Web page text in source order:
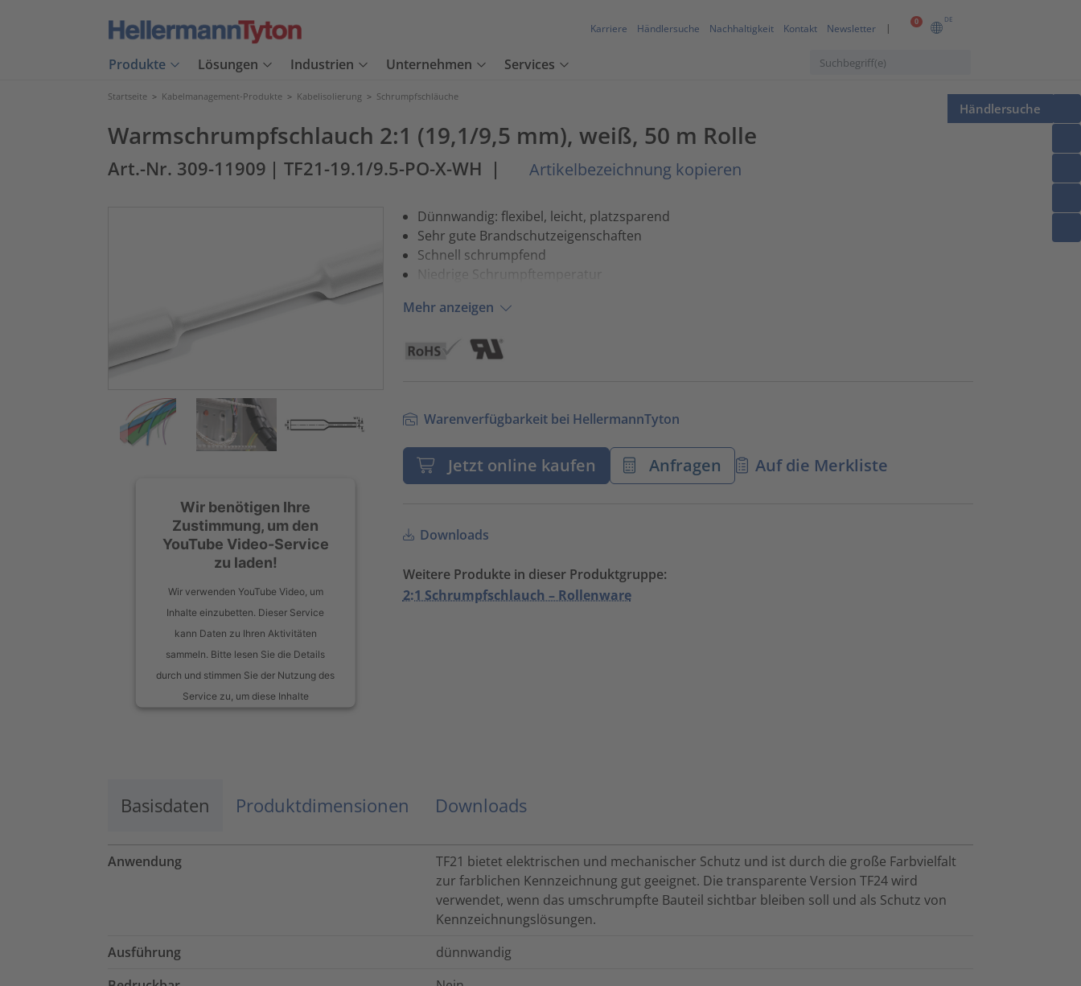
0 DE
Karriere Händlersuche Nachhaltigkeit Kontakt Newsletter
Produkte Lösungen Industrien Unternehmen Services
Händlersuche
Startseite > Kabelmanagement-Produkte > Kabelisolierung > Schrumpfschläuche
Warmschrumpfschlauch 2:1 (19,1/9,5 mm), weiß, 50 m Rolle
Art.-Nr. 309-11909 | TF21-19.1/9.5-PO-X-WH | Artikelbezeichnung kopieren
Wir benötigen Ihre
Zustimmung, um den
YouTube Video-Service
zu laden!
Wir verwenden YouTube Video, um
Inhalte einzubetten. Dieser Service
kann Daten zu Ihren Aktivitäten
sammeln. Bitte lesen Sie die Details
durch und stimmen Sie der Nutzung des
Service zu, um diese Inhalte
Akzeptieren
Dünnwandig: flexibel, leicht, platzsparend
Sehr gute Brandschutzeigenschaften
Schnell schrumpfend
Niedrige Schrumpftemperatur
Mehr anzeigen
Warenverfügbarkeit bei HellermannTyton
Jetzt online kaufen Anfragen Auf die Merkliste
Downloads
Weitere Produkte in dieser Produktgruppe:
2:1 Schrumpfschlauch – Rollenware
Basisdaten Produktdimensionen Downloads
Anwendung
TF21 bietet elektrischen und mechanischer Schutz und ist durch die große Farbvielfalt
zur farblichen Kennzeichnung gut geeignet. Die transparente Version TF24 wird
verwendet, wenn das umschrumpfte Bauteil sichtbar bleiben soll und als Schutz von
Kennzeichnungslösungen.
Ausführung
dünnwandig